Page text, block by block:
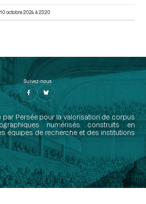
10 octobre 2024 à 23:20
Suivez-nous
par Persée pour la valorisation de corpus
numérisés construits en
équipes de recherche et des institutions